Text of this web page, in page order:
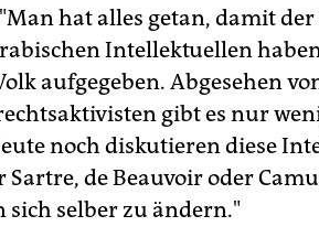
hat alles getan, damit
Intellektuellen
aufgegeben. Abgesehen
gibt es nur
noch diskutieren diese
Sartre, de Beauvoir oder
sich selber zu ändern."